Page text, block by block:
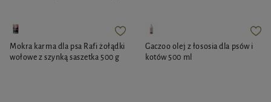
Mokra karma dla psa Rafi żołądki
wołowe z szynką saszetka 500 g
Gaczoo olej z łososia dla psów i
kotów 500 ml